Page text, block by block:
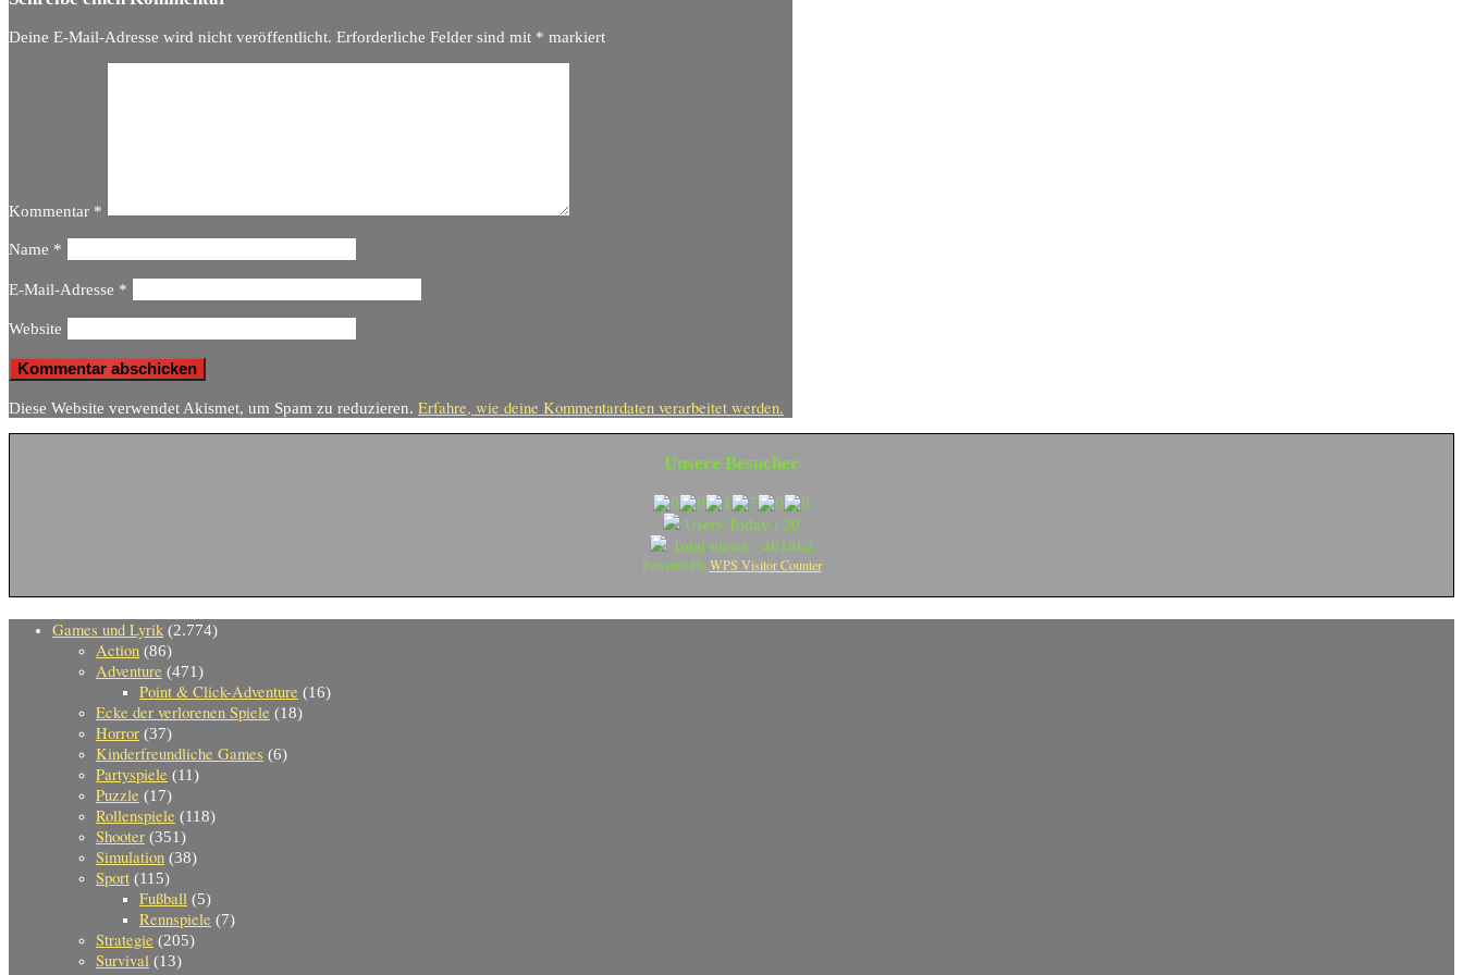
Deine E-Mail-Adresse wird nicht veröffentlicht. Erforderliche Felder sind mit * markiert
Kommentar *
Name *
E-Mail-Adresse *
Website
Diese Website verwendet Akismet, um Spam zu reduzieren. Erfahre, wie deine Kommentardaten verarbeitet werden.
Unsere Besucher
Users Today : 20
Total views : 461462
Powered By WPS Visitor Counter
Games und Lyrik (2.774)
Action (86)
Adventure (471)
Point & Click-Adventure (16)
Ecke der verlorenen Spiele (18)
Horror (37)
Kinderfreundliche Games (6)
Partyspiele (11)
Puzzle (17)
Rollenspiele (118)
Shooter (351)
Simulation (38)
Sport (115)
Fußball (5)
Rennspiele (7)
Strategie (205)
Survival (13)